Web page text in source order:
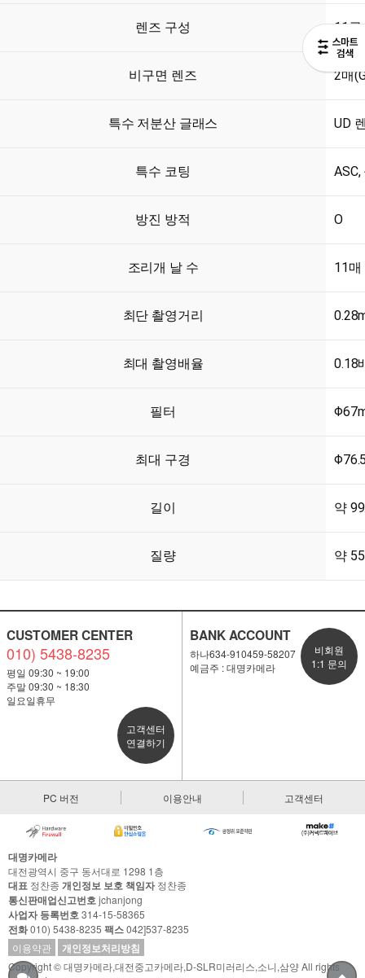
렌즈 구성 11군
비구면 렌즈 2매
특수 저분산 글래스 UD
특수 코팅
방진 방적 O
조리개 날 수 11매
최단 촬영거리
최대 촬영배율 0.18
필터
최대 구경
길이 약
질량 약
CUSTOMER CENTER
010) 5438-8235
평일 09:30 ~ 19:00
주말 09:30 ~ 18:30
일요일휴무
고객센터
연결하기
BANK ACCOUNT
하나634-910459-58207
예금주 : 대명카메라
비회원
1:1 문의
PC 버전 이용안내 고객센터
대명카메라
대전광역시 중구 동서대로 1298 1층
대표 정찬종 개인정보 보호 책임자정찬종
통신판매업신고번호jchanjong
사업자 등록번호314-15-58365
전화010) 5438-8235 팩스042]537-8235
이용약관
개인정보처리방침
Copyright © 대명카메라,대전중고카메라,D-SLR미러리스,소니,삼양 All rights